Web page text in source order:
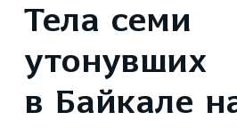
Тела семи
утонувших
в Байкале